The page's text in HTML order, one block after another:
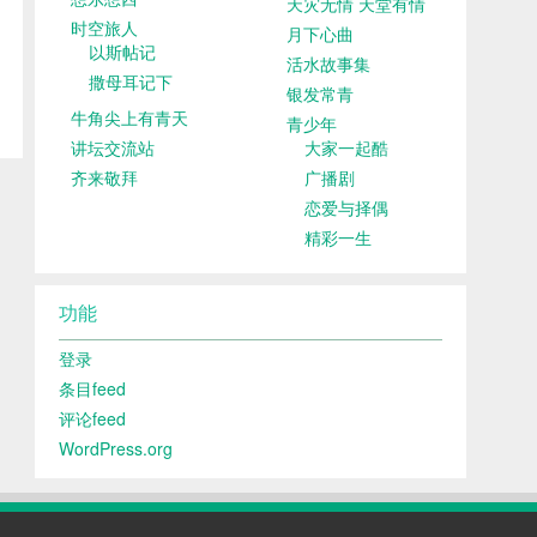
时空旅人
以斯帖记
撒母耳记下
牛角尖上有青天
讲坛交流站
齐来敬拜
月下心曲
活水故事集
银发常青
青少年
大家一起酷
广播剧
恋爱与择偶
精彩一生
功能
登录
条目feed
评论feed
WordPress.org